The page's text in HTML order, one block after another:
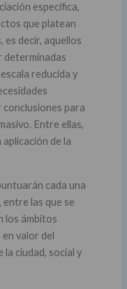
específica,
que platean
decir, aquellos
determinadas
reducida y
para
Entre ellas,
de la
cada una
entre las que se
los ámbitos
valor del
ciudad, social y